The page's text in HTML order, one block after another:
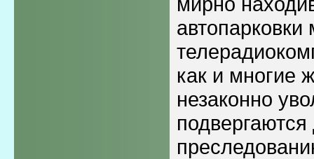
автопарковки
как и многие
незаконно